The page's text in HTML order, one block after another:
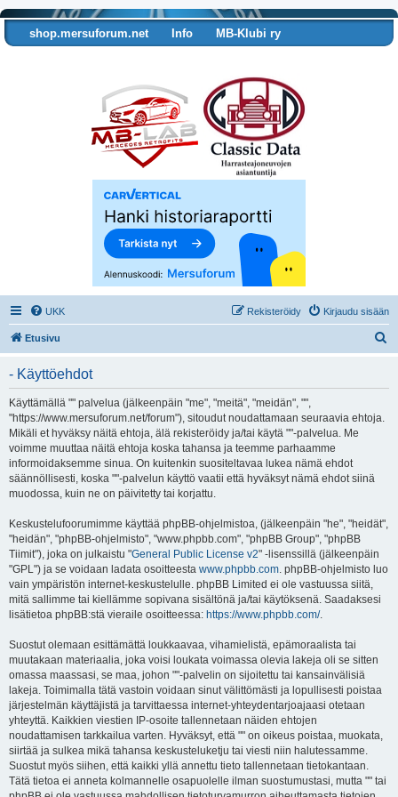
shop.mersuforum.net Info
MB-Klubi ry
UKK Kirjaudu sisään
Rekisteröidy
Etusivu
- Käyttöehdot
Käyttämällä "" palvelua (jälkeenpäin "me", "meitä", "meidän", "",
"https://www.mersuforum.net/forum"), sitoudut noudattamaan seuraavia ehtoja.
Mikäli et hyväksy näitä ehtoja, älä rekisteröidy ja/tai käytä ""-palvelua. Me
voimme muuttaa näitä ehtoja koska tahansa ja teemme parhaamme
informoidaksemme sinua. On kuitenkin suositeltavaa lukea nämä ehdot
säännöllisesti, koska ""-palvelun käyttö vaatii että hyväksyt nämä ehdot siinä
muodossa, kuin ne on päivitetty tai korjattu.
Keskustelufoorumimme käyttää phpBB-ohjelmistoa, (jälkeenpäin "he", "heidät",
"heidän", "phpBB-ohjelmisto", "www.phpbb.com", "phpBB Group", "phpBB
Tiimit"), joka on julkaistu "General Public License v2" -lisenssillä (jälkeenpäin
"GPL") ja se voidaan ladata osoitteesta www.phpbb.com. phpBB-ohjelmisto luo
vain ympäristön internet-keskustelulle. phpBB Limited ei ole vastuussa siitä,
mitä sallimme tai kiellämme sopivana sisältönä ja/tai käytöksenä. Saadaksesi
lisätietoa phpBB:stä vieraile osoitteessa: https://www.phpbb.com/.
Suostut olemaan esittämättä loukkaavaa, vihamielistä, epämoraalista tai
muutakaan materiaalia, joka voisi loukata voimassa olevia lakeja oli se sitten
omassa maassasi, se maa, johon ""-palvelin on sijoitettu tai kansainvälisiä
lakeja. Toimimalla tätä vastoin voidaan sinut välittömästi ja lopullisesti poistaa
järjestelmän käyttäjistä ja tarvittaessa internet-yhteydentarjoajaasi otetaan
yhteyttä. Kaikkien viestien IP-osoite tallennetaan näiden ehtojen
noudattamisen tarkkailua varten. Hyväksyt, että "" on oikeus poistaa, muokata,
siirtää ja sulkea mikä tahansa keskusteluketju tai viesti niin halutessamme.
Suostut myös siihen, että kaikki yllä annettu tieto tallennetaan tietokantaan.
Tätä tietoa ei anneta kolmannelle osapuolelle ilman suostumustasi, mutta "" tai